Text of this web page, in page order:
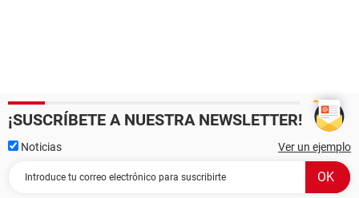
¡SUSCRÍBETE A NUESTRA NEWSLETTER!
Noticias Ver un ejemplo